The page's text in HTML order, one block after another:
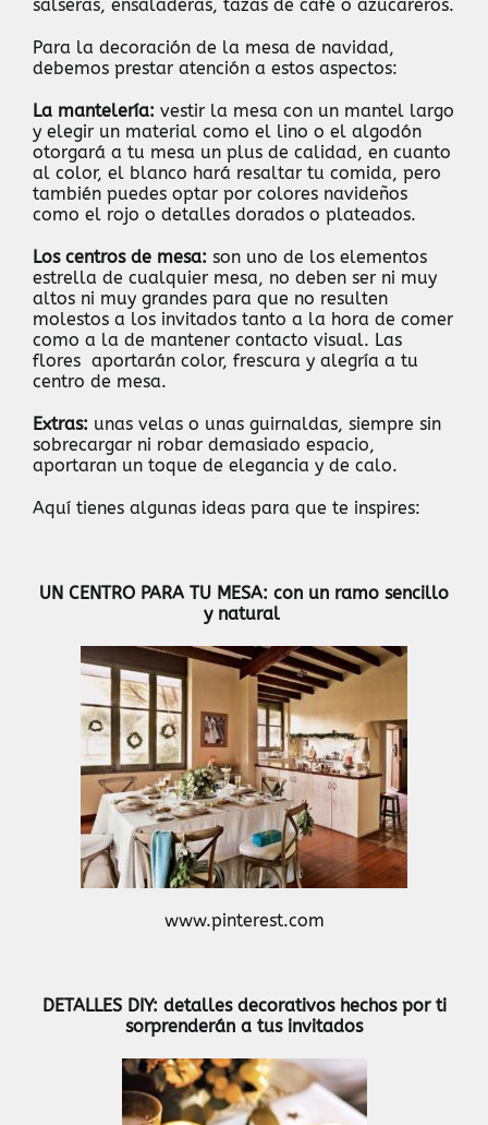
salseras, ensaladeras, tazas de café o azucareros.
Para la decoración de la mesa de navidad,
debemos prestar atención a estos aspectos:
La mantelería: vestir la mesa con un mantel largo
y elegir un material como el lino o el algodón
otorgará a tu mesa un plus de calidad, en cuanto
al color, el blanco hará resaltar tu comida, pero
también puedes optar por colores navideños
como el rojo o detalles dorados o plateados.
Los centros de mesa: son uno de los elementos
estrella de cualquier mesa, no deben ser ni muy
altos ni muy grandes para que no resulten
molestos a los invitados tanto a la hora de comer
como a la de mantener contacto visual. Las
flores aportarán color, frescura y alegría a tu
centro de mesa.
Extras: unas velas o unas guirnaldas, siempre sin
sobrecargar ni robar demasiado espacio,
aportaran un toque de elegancia y de calo.
Aquí tienes algunas ideas para que te inspires:
UN CENTRO PARA TU MESA: con un ramo sencillo
y natural
www.pinterest.com
DETALLES DIY: detalles decorativos hechos por ti
sorprenderán a tus invitados